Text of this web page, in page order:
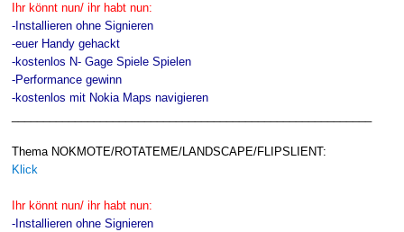
Ihr könnt nun/ ihr habt nun:
-Installieren ohne Signieren
-euer Handy gehackt
-kostenlos N- Gage Spiele Spielen
-Performance gewinn
-kostenlos mit Nokia Maps navigieren
Thema NOKMOTE/ROTATEME/LANDSCAPE/FLIPSLIENT:
Klick
Ihr könnt nun/ ihr habt nun:
-Installieren ohne Signieren